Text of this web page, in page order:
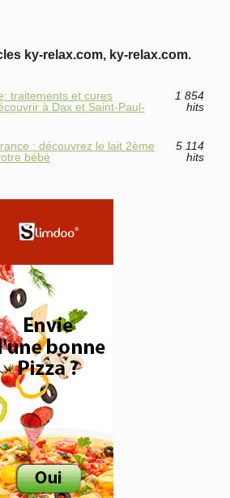
ky-relax.com, ky-relax.com.
traitements et cures
à Dax et Saint-Paul-
1 854
hits
: découvrez le lait 2ème
bébé
5 114
hits